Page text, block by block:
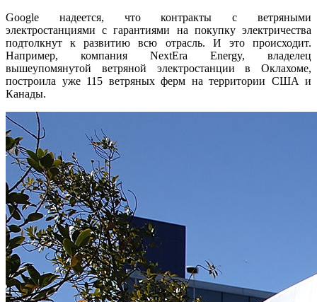
Google надеется, что контракты с ветряными
электростанциями с гарантиями на покупку электричества
подтолкнут к развитию всю отрасль. И это происходит.
Например, компания NextEra Energy, владелец
вышеупомянутой ветряной электростанции в Оклахоме,
построила уже 115 ветряных ферм на территории США и
Канады.